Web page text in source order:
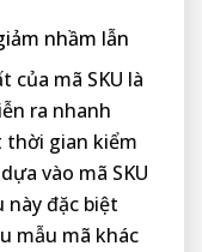
nhầm lẫn
mã SKU là
ra nhanh
thời gian kiểm
vào mã SKU
này đặc biệt
mẫu mã khác